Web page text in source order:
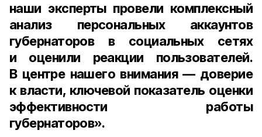
наши эксперты провели комплексный
анализ персональных аккаунтов
губернаторов в социальных сетях
и оценили реакции пользователей.
В центре нашего внимания — доверие
к власти, ключевой показатель оценки
эффективности работы
губернаторов».